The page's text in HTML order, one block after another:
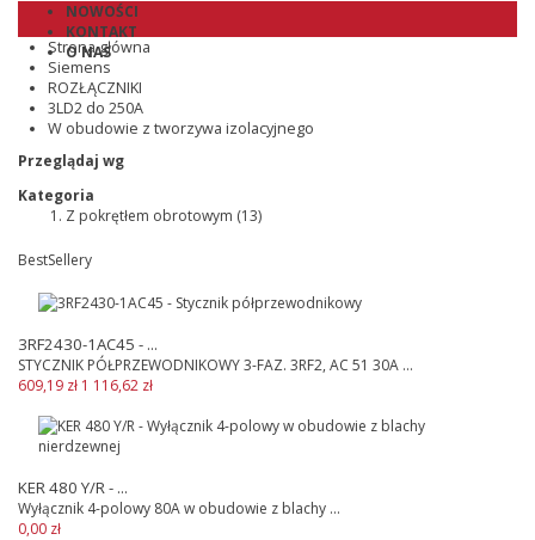
NOWOŚCI
KONTAKT
O NAS
Strona główna
Siemens
ROZŁĄCZNIKI
3LD2 do 250A
W obudowie z tworzywa izolacyjnego
Przeglądaj wg
Kategoria
Z pokrętłem obrotowym (13)
BestSellery
3RF2430-1AC45 - ...
STYCZNIK PÓŁPRZEWODNIKOWY 3-FAZ. 3RF2, AC 51 30A ...
609,19 zł 1 116,62 zł
KER 480 Y/R - ...
Wyłącznik 4-polowy 80A w obudowie z blachy ...
0,00 zł